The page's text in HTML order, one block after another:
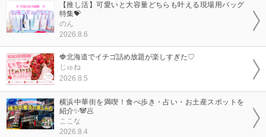
【推し活】可愛いと大容量どちらも叶える現場用バッグ
特集💝
のん
2026.8.6
🍓北海道でイチゴ詰め放題が楽しすぎた♡
じゅね
2026.8.5
横浜中華街を満喫！食べ歩き・占い・お土産スポットを
紹介✨🐼🥟
ここな
2026.8.4